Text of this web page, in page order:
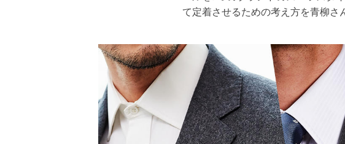
て定着させるための考え方を青柳さ